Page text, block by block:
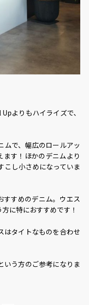
よりもハイライズで、
ムで、幅広のロールアッ
ます！ほかのデニムより
こし小さめになっていま
すすめのデニム。ウエス
に特におすすめです！
はタイトなものを合わせ
いう方のご参考になりま